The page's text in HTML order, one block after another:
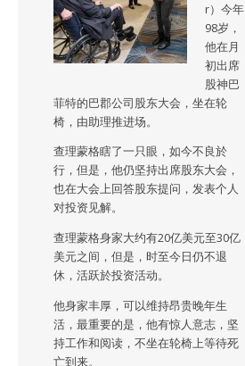
r）今年
98岁，
他在月
初出席
股神巴
菲特的巴郡公司股东大会，坐在轮
椅，由助理推进场。
查理蒙格瞎了一只眼，如今不良於
行，但是，他仍坚持出席股东大会，
也在大会上回答股东提问，发表个人
对投资见解。
查理蒙格身家大约有20亿美元至30亿
美元之间，但是，时至今日仍不退
休，活跃於投资活动。
他身家丰厚，可以维持昂贵晚年生
活，最重要的是，他有惊人意志，坚
持工作和阅读，不坐在轮椅上等待死
亡到来。